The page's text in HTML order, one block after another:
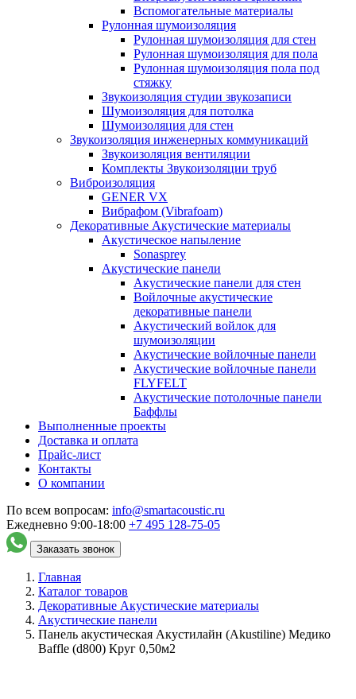
Вспомогательные материалы
Рулонная шумоизоляция
Рулонная шумоизоляция для стен
Рулонная шумоизоляция для пола
Рулонная шумоизоляция пола под
стяжку
Звукоизоляция студии звукозаписи
Шумоизоляция для потолка
Шумоизоляция для стен
Звукоизоляция инженерных коммуникаций
Звукоизоляция вентиляции
Комплекты Звукоизоляции труб
Виброизоляция
GENER VX
Вибрафом (Vibrafoam)
Декоративные Акустические материалы
Акустическое напыление
Sonasprey
Акустические панели
Акустические панели для стен
Войлочные акустические
декоративные панели
Акустический войлок для
шумоизоляции
Акустические войлочные панели
Акустические войлочные панели
FLYFELT
Акустические потолочные панели
Баффлы
Выполненные проекты
Доставка и оплата
Прайс-лист
Контакты
О компании
По всем вопросам: info@smartacoustic.ru
Ежедневно 9:00-18:00 +7 495 128-75-05
Заказать звонок
Главная
Каталог товаров
Декоративные Акустические материалы
Акустические панели
Панель акустическая Акустилайн (Akustiline) Медико
Baffle (d800) Круг 0,50м2